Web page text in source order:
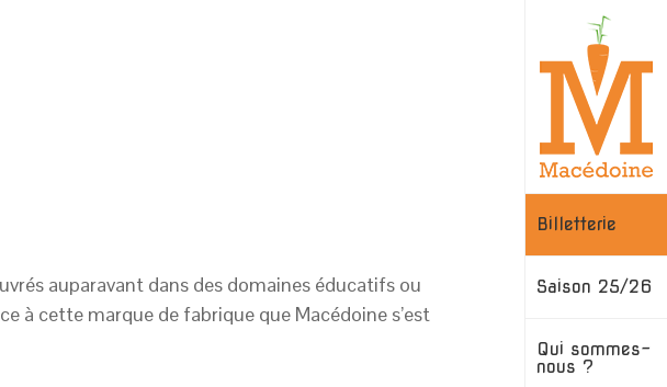
Billetterie
Saison 25/26
Qui sommes-
nous ?
auparavant dans des domaines éducatifs ou
à cette marque de fabrique que Macédoine s’est